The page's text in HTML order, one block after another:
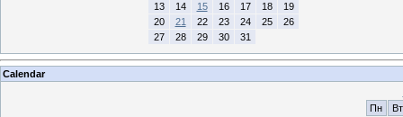
13
14 15 16 17 18
19
20
21 22 23 24 25
26
27
28 29 30 31
Calendar
Пн
Вт